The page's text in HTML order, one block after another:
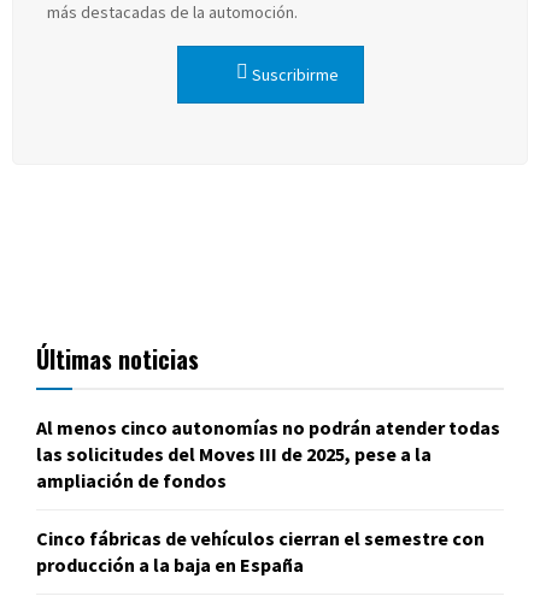
más destacadas de la automoción.
Suscribirme
Últimas noticias
Al menos cinco autonomías no podrán atender todas
las solicitudes del Moves III de 2025, pese a la
ampliación de fondos
Cinco fábricas de vehículos cierran el semestre con
producción a la baja en España